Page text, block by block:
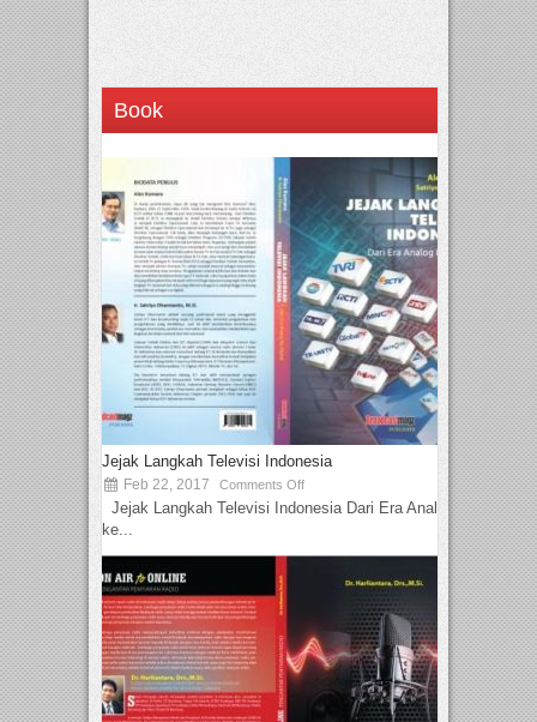
Book
Jejak Langkah Televisi Indonesia
Feb 22, 2017 Comments Off
Jejak Langkah Televisi Indonesia Dari Era Analog
ke...